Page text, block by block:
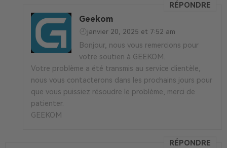
Geekom
janvier 20, 2025 et 7:52 am
RÉPONDRE
Bonjour, nous vous remercions pour
votre soutien à GEEKOM.
Votre problème a été transmis au service clientèle,
nous vous contacterons dans les prochains jours pour
que vous puissiez résoudre le problème, merci de
patienter.
GEEKOM
RÉPONDRE